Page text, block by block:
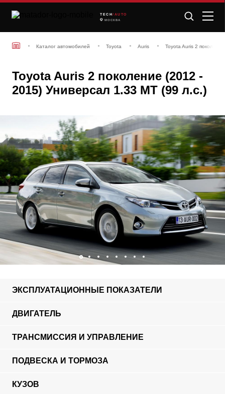
TECH /AUTO
МОСКВА
Каталог автомобилей Toyota Auris Toyota Auris 2
Toyota Auris 2 поколение (2012 -
2015) Универсал 1.33 MT (99 л.с.)
ЭКСПЛУАТАЦИОННЫЕ ПОКАЗАТЕЛИ
ДВИГАТЕЛЬ
ТРАНСМИССИЯ И УПРАВЛЕНИЕ
ПОДВЕСКА И ТОРМОЗА
КУЗОВ